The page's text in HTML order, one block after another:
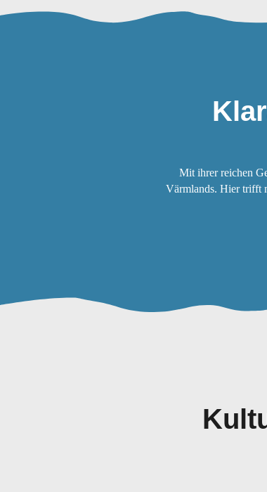
Mit ihrer reichen
Värmlands. Hier trifft